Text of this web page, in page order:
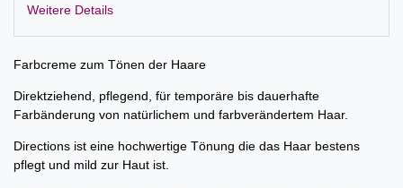
Weitere Details
Farbcreme zum Tönen der Haare
Direktziehend, pflegend, für temporäre bis dauerhafte
Farbänderung von natürlichem und farbverändertem Haar.
Directions ist eine hochwertige Tönung die das Haar bestens
pflegt und mild zur Haut ist.